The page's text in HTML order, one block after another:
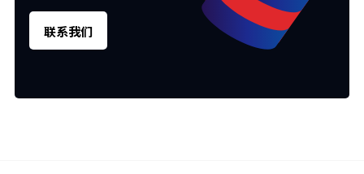
联系我们